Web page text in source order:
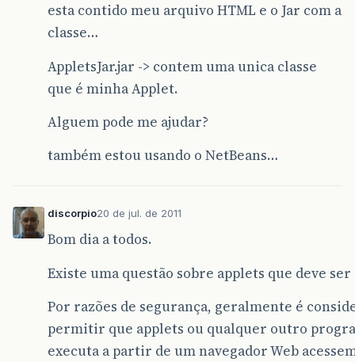
esta contido meu arquivo HTML e o Jar com a
classe…
AppletsJar.jar -> contem uma unica classe
que é minha Applet.
Alguem pode me ajudar?
também estou usando o NetBeans…
discorpio20 de jul. de 2011
Bom dia a todos.
Existe uma questão sobre applets que deve
Por razões de segurança, geralmente é
permitir que applets ou qualquer outro
executa a partir de um navegador Web